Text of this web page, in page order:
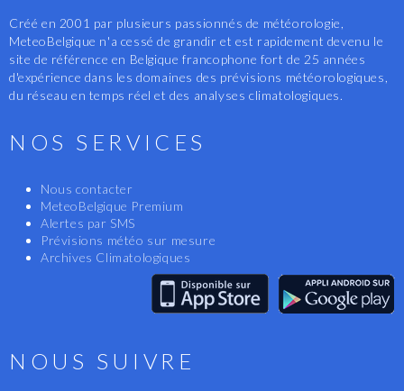
Créé en 2001 par plusieurs passionnés de météorologie,
MeteoBelgique n'a cessé de grandir et est rapidement devenu le
site de référence en Belgique francophone fort de 25 années
d'expérience dans les domaines des prévisions météorologiques,
du réseau en temps réel et des analyses climatologiques.
NOS SERVICES
Nous contacter
MeteoBelgique Premium
Alertes par SMS
Prévisions météo sur mesure
Archives Climatologiques
NOUS SUIVRE